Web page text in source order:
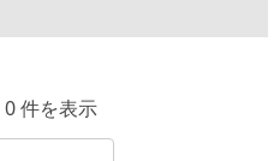
0 件を表示